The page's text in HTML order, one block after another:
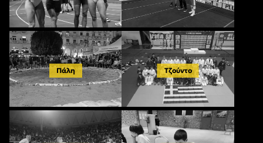
Πάλη Τζούντο